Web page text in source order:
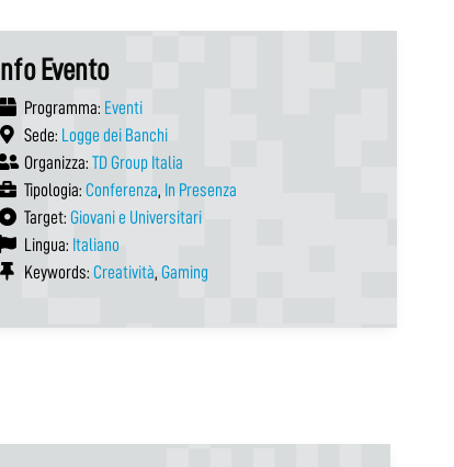
Info Evento
Programma: Eventi
Sede: Logge dei Banchi
Organizza: TD Group Italia
Tipologia: Conferenza, In Presenza
Target: Giovani e Universitari
Lingua: Italiano
Keywords: Creatività, Gaming